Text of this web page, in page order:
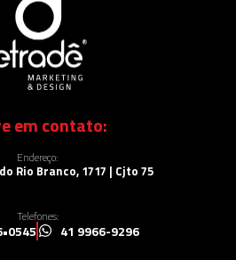
em contato:
Endereço:
Rio Branco, 1717 | Cjto 75
Telefones:
41 9966-9296